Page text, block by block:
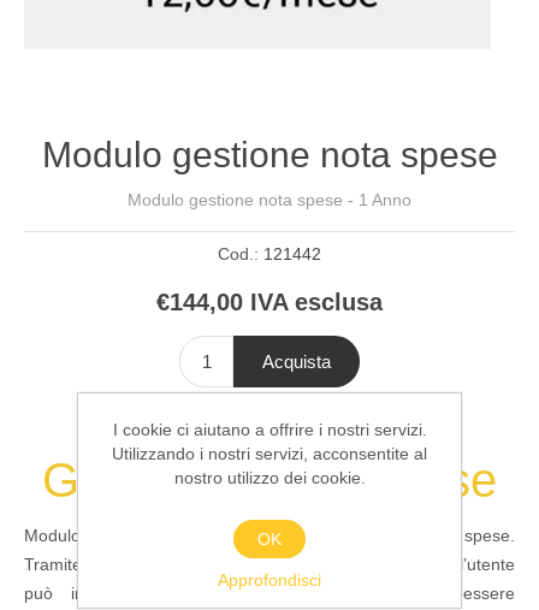
Modulo gestione nota spese
Modulo gestione nota spese - 1 Anno
Cod.: 121442
€144,00 IVA esclusa
Acquista
Gestione Nota Spese
Modulo che consente la gestione di trasferte e note spese.
Tramite interfaccia guidata che facilita la compilazione, l’utente
può inserire le proprie trasferte che potranno essere
I cookie ci aiutano a offrire i nostri servizi.
Utilizzando i nostri servizi, acconsentite al
nostro utilizzo dei cookie.
OK
Approfondisci